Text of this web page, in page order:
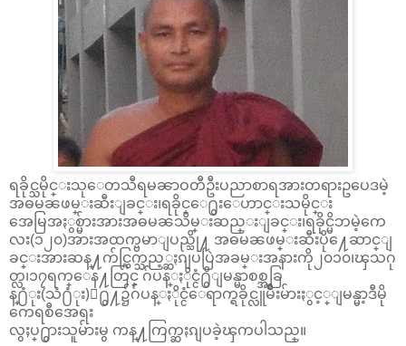
ရခိုင္သမိုင္းသုေတသီရမၼာဝတီဦးပညာစာရအားတရားဥပေဒမဲ့
အဓမၼဖမ္းဆီးျခင္း၊ရခိုင္ေ႐ွးေဟာင္းသမိုင္း
အေမြအႏွစ္မ်ားအားအဓမၼသိမ္းဆည္းျခင္း၊ရခိုင္မိဘမဲ့ကေ
လး(၁၂၀)အားအထက္ဗမာျပည္သို႔ အဓမၼဖမ္းဆီးပို႔ေဆာင္ျ
ခင္းအားဆန္႔က်င္ကြက္သည့္ဆႏၵျပပြဲအခမ္းအနားကို၂၀၁၀၊ၾသဂု
တ္လ၊၁၇ရက္ေန႔တြင္ ဂ်ပန္ႏိုင္ငံ႐ွိျမန္မာစစ္အခြ
န္႐ံုး(သံ႐ံုး)ေ႐ွ႔၌ဂ်ပန္ႏိုင္ငံေရာက္ရခိုင္လူမ်ဳိးမ်ားႏွင့္ျမန္မာ့ဒီမို
ကေရစီအေရး
လွႈပ္႐ွားသူမ်ားမွ ကန္႔ကြက္ဆႏၵျပခဲ့ၾကပါသည္။